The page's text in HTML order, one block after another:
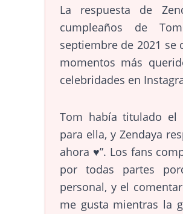
La respuesta de
cumpleaños de
septiembre de 2021
momentos más
celebridades en
Tom había titulado el
para ella, y Zendaya
ahora ♥️”. Los fans
por todas partes
personal, y el
me gusta mientras la